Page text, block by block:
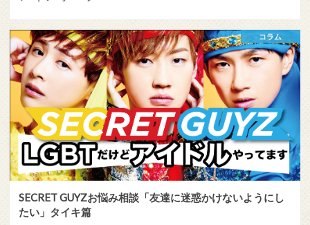
コラム
SECRET GUYZお悩み相談「友達に迷惑かけないようにし
たい」タイキ篇